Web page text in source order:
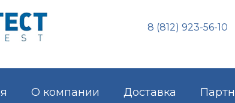
8 (812) 923-56-10
О компании Доставка